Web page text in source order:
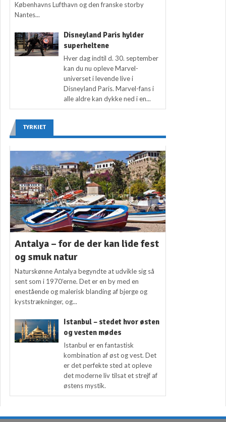
Københavns Lufthavn og den franske storby
Nantes...
Disneyland Paris hylder
superheltene
Hver dag indtil d. 30. september
kan du nu opleve Marvel-
universet i levende live i
Disneyland Paris. Marvel-fans i
alle aldre kan dykke ned i en...
TYRKIET
Antalya – for de der kan lide fest
og smuk natur
Naturskønne Antalya begyndte at udvikle sig så
sent som i 1970’erne. Det er en by med en
enestående og malerisk blanding af bjerge og
kyststrækninger, og...
Istanbul – stedet hvor østen
og vesten mødes
Istanbul er en fantastisk
kombination af øst og vest. Det
er det perfekte sted at opleve
det moderne liv tilsat et strejf af
østens mystik.